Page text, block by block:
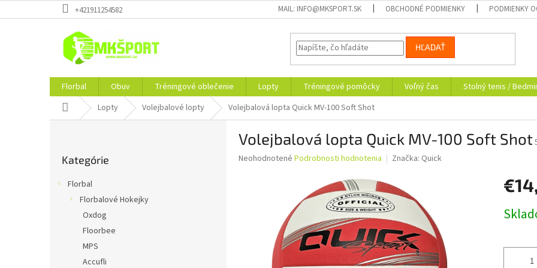
na
+421911254582 MAIL: INFO@MKSPORT.SK OBCHODNÉ PODMIENKY PODMIENKY
HĽADAŤ
Florbal Obuv Tréningové oblečenie Lopty Tréningové pomôcky Voľný čas Stolný tenis /
DomovLopty Volejbalové lopty Volejbalová lopta Quick MV-100 Soft Shot
kategórie
Kategórie
Florbal
Florbalové Hokejky
Oxdog
Floorbee
MPS
Accufli
Volejbalová lopta Quick MV-100 Soft Shot
Priemerné
hviezdičiek.
Neohodnotené Podrobnosti hodnotenia Značka: Quick
cena: